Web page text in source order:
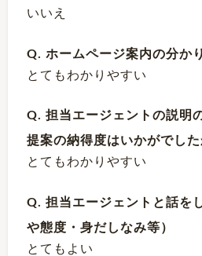
いいえ
Q. ホームページ案内の分か
とてもわかりやすい
Q. 担当エージェントの説明
提案の納得度はいかがでした
とてもわかりやすい
Q. 担当エージェントと話を
や態度・身だしなみ等）
とてもよい